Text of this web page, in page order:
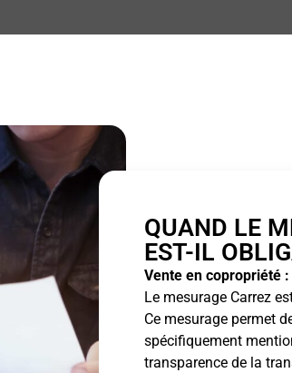
QUAND LE
EST-IL
Vente en copropriété :
Le mesurage Carrez
Ce mesurage permet
spécifiquement
transparence de la